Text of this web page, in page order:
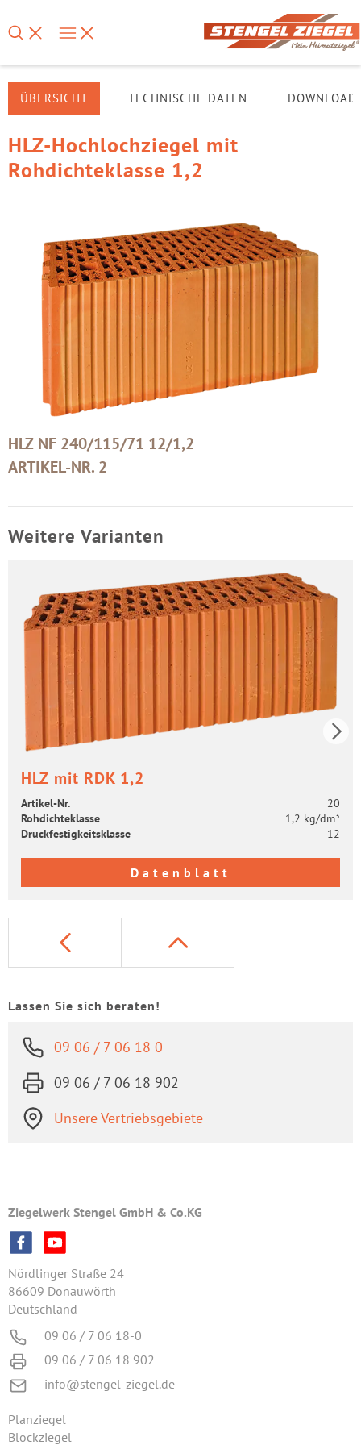
ÜBERSICHT TECHNISCHE DATEN
HLZ-Hochlochziegel mit
Rohdichteklasse 1,2
HLZ NF 240/115/71 12/1,2
ARTIKEL-NR. 2
Weitere Varianten
HLZ mit RDK 1,2
Artikel-​Nr.
20
Roh­dich­te­klas­se
1,2 kg/dm³
Druck­fes­tig­keits­klas­se
12
Datenblatt
Lassen Sie sich beraten!
09 06 / 7 06 18 0
09 06 / 7 06 18 902
Unsere Vertriebsgebiete
Ziegelwerk Stengel GmbH & Co.KG
Nördlinger Straße 24
86609 Donauwörth
Deutschland
09 06 / 7 06 18-0
09 06 / 7 06 18 902
info@stengel-ziegel.de
Planziegel
Blockziegel